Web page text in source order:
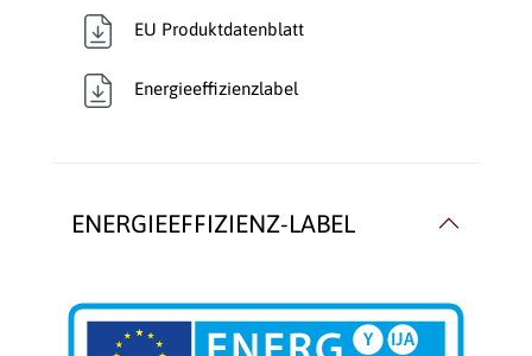
EU Produktdatenblatt
Energieeffizienzlabel
ENERGIEEFFIZIENZ-LABEL